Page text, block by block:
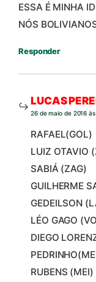
ESSA É MINHA
NÓS
Responder
LUCAS
26 de maio de 2016
RAFAEL(GOL)
LUIZ OTAVIO
SABIÁ (ZAG)
GUILHERME
GEDEILSON
LÉO GAGO
DIEGO
RUBENS (MEI)